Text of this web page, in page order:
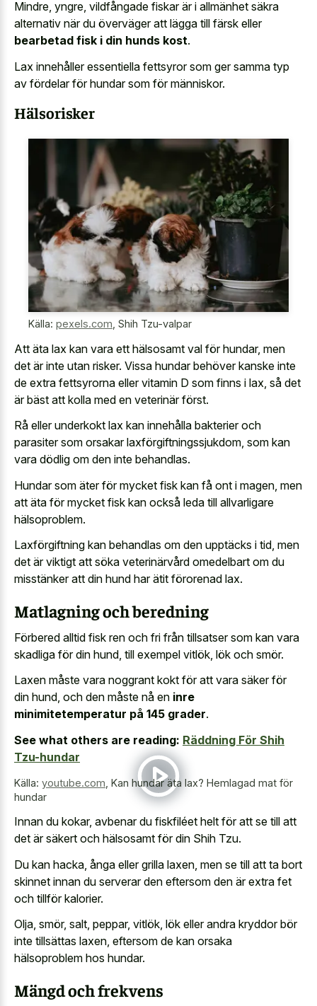
Mindre, yngre, vildfångade fiskar är i allmänhet säkra
alternativ när du överväger att lägga till färsk eller
bearbetad fisk i din hunds kost.
Lax innehåller essentiella fettsyror som ger samma typ
av fördelar för hundar som för människor.
Hälsorisker
Källa: pexels.com, Shih Tzu-valpar
Att äta lax kan vara ett hälsosamt val för hundar, men
det är inte utan risker. Vissa hundar behöver kanske inte
de extra fettsyrorna eller vitamin D som finns i lax, så det
är bäst att kolla med en veterinär först.
Rå eller underkokt lax kan innehålla bakterier och
parasiter som orsakar laxförgiftningssjukdom, som kan
vara dödlig om den inte behandlas.
Hundar som äter för mycket fisk kan få ont i magen, men
att äta för mycket fisk kan också leda till allvarligare
hälsoproblem.
Laxförgiftning kan behandlas om den upptäcks i tid, men
det är viktigt att söka veterinärvård omedelbart om du
misstänker att din hund har ätit förorenad lax.
Matlagning och beredning
Förbered alltid fisk ren och fri från tillsatser som kan vara
skadliga för din hund, till exempel vitlök, lök och smör.
Laxen måste vara noggrant kokt för att vara säker för
din hund, och den måste nå en inre
minimitetemperatur på 145 grader.
See what others are reading: Räddning För Shih
Tzu-hundar
Källa: youtube.com Kan hundar äta lax? Hemlagad mat för
hundar
Innan du kokar, avbenar du fiskfiléet helt för att se till att
det är säkert och hälsosamt för din Shih Tzu.
Du kan hacka, ånga eller grilla laxen, men se till att ta bort
skinnet innan du serverar den eftersom den är extra fet
och tillför kalorier.
Olja, smör, salt, peppar, vitlök, lök eller andra kryddor bör
inte tillsättas laxen, eftersom de kan orsaka
hälsoproblem hos hundar.
Mängd och frekvens